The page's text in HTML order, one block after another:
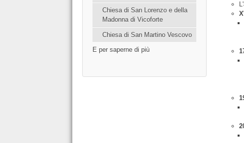
Chiesa di San Lorenzo e della
Madonna di Vicoforte
Chiesa di San Martino Vescovo
E per saperne di più